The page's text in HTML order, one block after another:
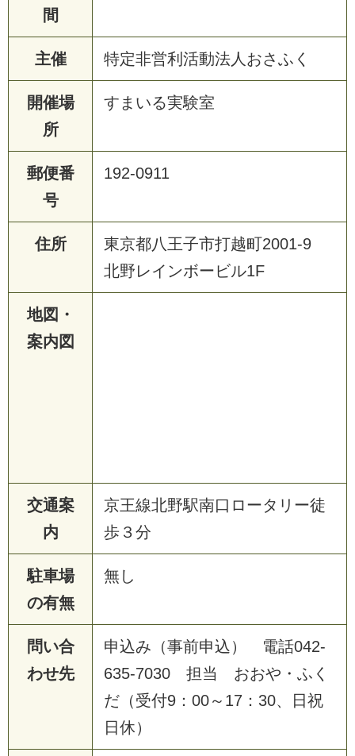
間
主催 特定非営利活動法人おさふく
開催場
所
すまいる実験室
郵便番
号
192-0911
住所
東京都八王子市打越町2001-9
北野レインボービル1F
地図・
案内図
交通案
内
京王線北野駅南口ロータリー徒
歩３分
駐車場
の有無
無し
問い合
わせ先
申込み（事前申込） 電話042-
635-7030 担当 おおや・ふく
だ（受付9：00～17：30、日祝
日休）